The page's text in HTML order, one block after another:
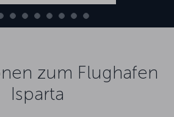
zum Flughafen
Isparta